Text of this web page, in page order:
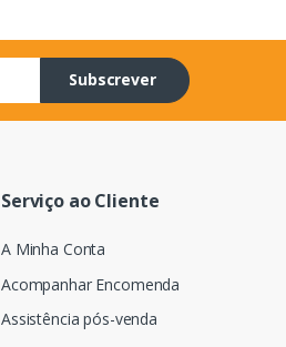
Subscrever
Serviço ao Cliente
A Minha Conta
Acompanhar Encomenda
Assistência pós-venda